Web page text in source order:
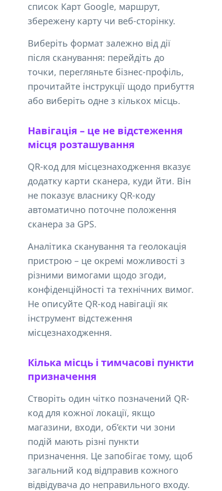
список Карт Google, маршрут,
збережену карту чи веб-сторінку.
Виберіть формат залежно від дії
після сканування: перейдіть до
точки, перегляньте бізнес-профіль,
прочитайте інструкції щодо прибуття
або виберіть одне з кількох місць.
Навігація – це не відстеження
місця розташування
QR-код для місцезнаходження вказує
додатку карти сканера, куди йти. Він
не показує власнику QR-коду
автоматично поточне положення
сканера за GPS.
Аналітика сканування та геолокація
пристрою – це окремі можливості з
різними вимогами щодо згоди,
конфіденційності та технічних вимог.
Не описуйте QR-код навігації як
інструмент відстеження
місцезнаходження.
Кілька місць і тимчасові пункти
призначення
Створіть один чітко позначений QR-
код для кожної локації, якщо
магазини, входи, об’єкти чи зони
подій мають різні пункти
призначення. Це запобігає тому, щоб
загальний код відправив кожного
відвідувача до неправильного входу.